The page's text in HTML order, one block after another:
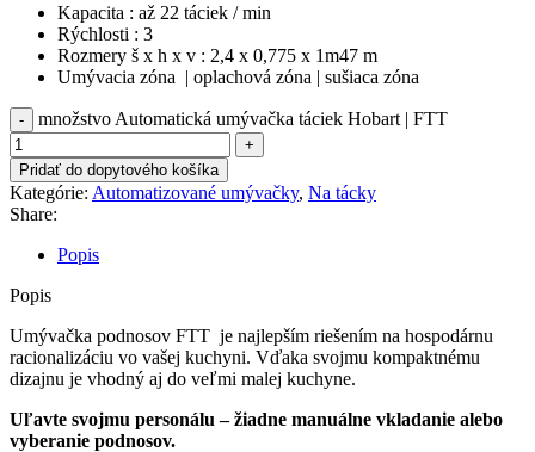
Kapacita : až 22 táciek / min
Rýchlosti : 3
Rozmery š x h x v : 2,4 x 0,775 x 1m47 m
Umývacia zóna | oplachová zóna | sušiaca zóna
množstvo Automatická umývačka táciek Hobart | FTT
Pridať do dopytového košíka
Kategórie: Automatizované umývačky, Na tácky
Share:
Popis
Popis
Umývačka podnosov FTT je najlepším riešením na hospodárnu
racionalizáciu vo vašej kuchyni. Vďaka svojmu kompaktnému
dizajnu je vhodný aj do veľmi malej kuchyne.
Uľavte svojmu personálu – žiadne manuálne vkladanie alebo
vyberanie podnosov.